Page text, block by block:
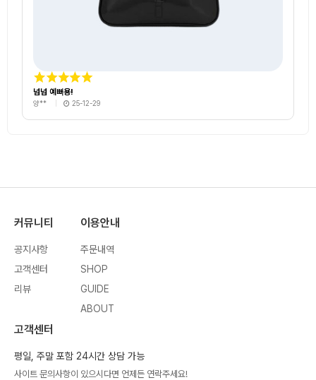
넘넘 예뻐용!
양** 25-12-29
커뮤니티
공지사항
고객센터
리뷰
이용안내
주문내역
SHOP
GUIDE
ABOUT
고객센터
평일, 주말 포함 24시간 상담 가능
사이트 문의사항이 있으시다면 언제든 연락주세요!